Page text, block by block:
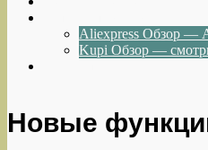
Aliexpress Обзор —
Kupi Обзор —
Новые